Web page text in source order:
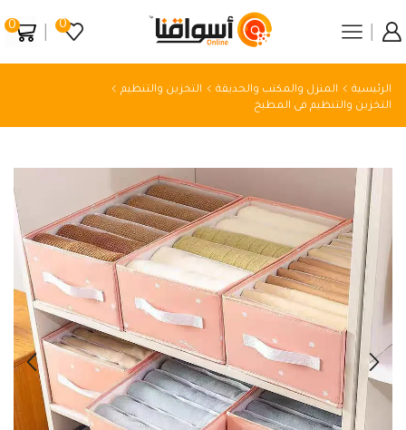
0
0
الرئيسية المنزل والمكتب والحديقة
التخزين والتنظيم
التخزين والتنظيم فى المطبخ